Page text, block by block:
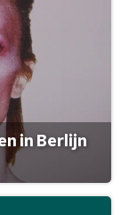
in Berlijn